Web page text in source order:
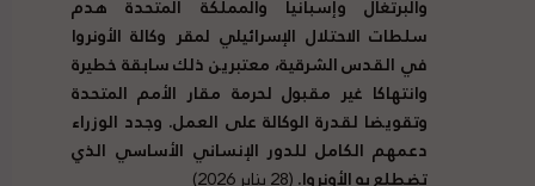
والبرتغال وإسبانيا والمملكة المتحدة هدم
سلطات الاحتلال الإسرائيلي لمقر وكالة الأونروا
في القدس الشرقية، معتبرين ذلك سابقة خطيرة
وانتهاكا غير مقبول لحرمة مقار الأمم المتحدة
وتقويضا لقدرة الوكالة على العمل. وجدد الوزراء
دعمهم الكامل للدور الإنساني الأساسي الذي
تضطلع به الأونروا.(28 يناير 2026)